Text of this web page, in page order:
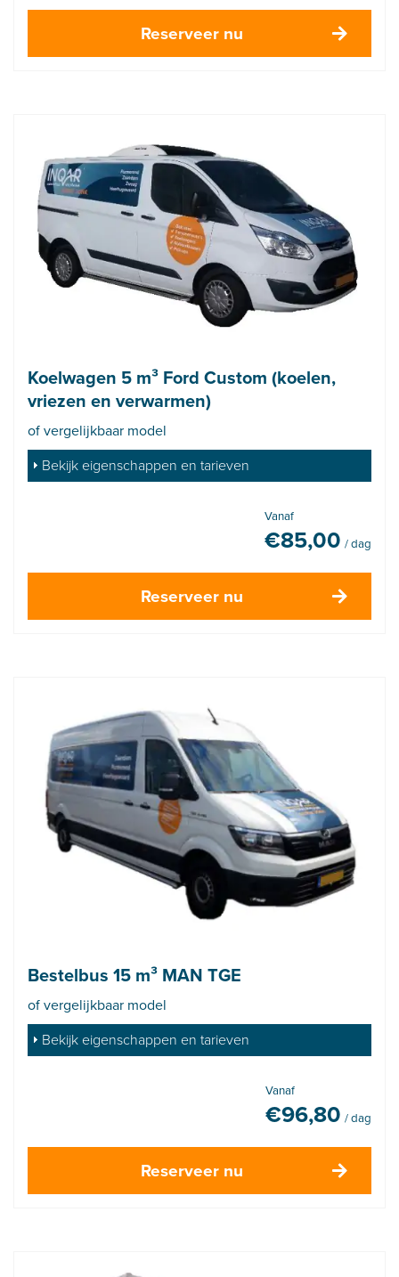
Reserveer nu
Koelwagen 5 m³ Ford Custom (koelen,
vriezen en verwarmen)
of vergelijkbaar model
Bekijk eigenschappen en tarieven
Vanaf
€85,00 / dag
Reserveer nu
Bestelbus 15 m³ MAN TGE
of vergelijkbaar model
Bekijk eigenschappen en tarieven
Vanaf
€96,80 / dag
Reserveer nu